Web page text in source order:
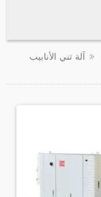
آلة ثني الأنابيب